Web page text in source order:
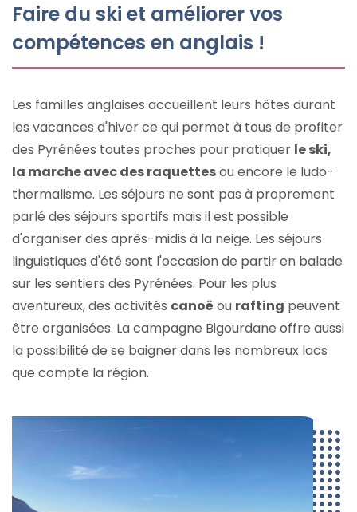
Faire du ski et améliorer vos
compétences en anglais !
Les familles anglaises accueillent leurs hôtes durant
les vacances d'hiver ce qui permet à tous de profiter
des Pyrénées toutes proches pour pratiquer le ski,
la marche avec des raquettesou encore le ludo-
thermalisme. Les séjours ne sont pas à proprement
parlé des séjours sportifs mais il est possible
d'organiser des après-midis à la neige. Les séjours
linguistiques d'été sont l'occasion de partir en balade
sur les sentiers des Pyrénées. Pour les plus
aventureux, des activités canoë ou rafting peuvent
être organisées. La campagne Bigourdane offre aussi
la possibilité de se baigner dans les nombreux lacs
que compte la région.